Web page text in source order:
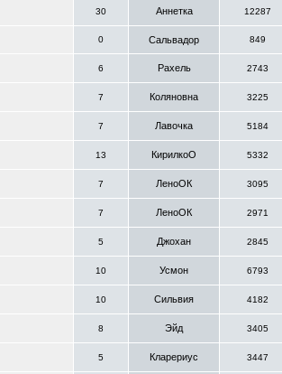
30 Аннетка 12287
0 Сальвадор 849
6 Рахель 2743
7 Коляновна 3225
7 Лавочка 5184
13 КирилкоО 5332
7 ЛеноОК 3095
7 ЛеноОК 2971
5 Джохан 2845
10 Усмон 6793
10 Сильвия 4182
8 Эйд 3405
5 Кларериус 3447